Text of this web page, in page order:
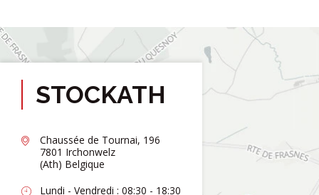
STOCKATH
Chaussée de Tournai, 196
7801 Irchonwelz
(Ath) Belgique
Lundi - Vendredi : 08:30 - 18:30